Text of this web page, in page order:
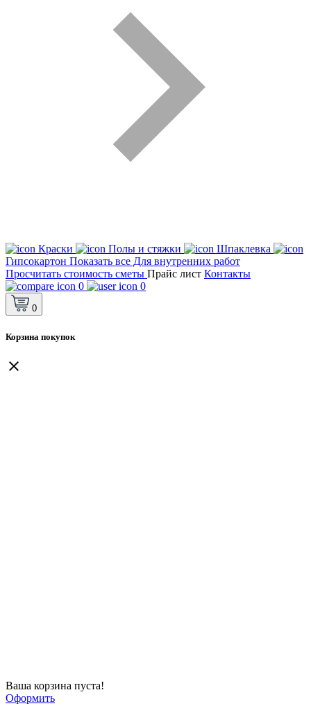
Краски Полы и стяжки
Шпаклевка
Гипсокартон Показать все Для внутренних работ
Просчитать стоимость сметы Прайс лист Контакты
0
0
0
Корзина покупок
Ваша корзина пуста!
Оформить